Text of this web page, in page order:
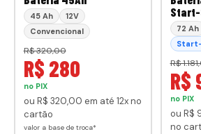
45 Ah
12V
Convencional
R$ 320,00
R$ 280
no PIX
ou R$ 320,00 em até 12x no
cartão
valor a base de troca*
Start-
72 Ah
R$
R$
no PIX
ou R$
no